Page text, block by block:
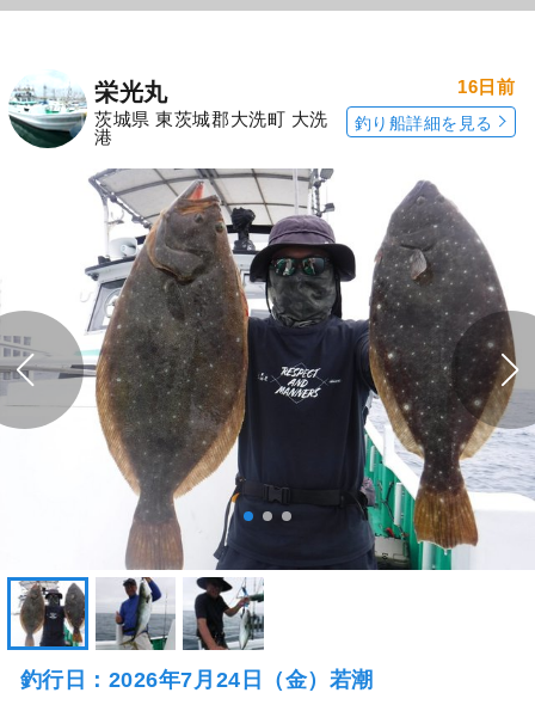
栄光丸
茨城県 東茨城郡大洗町 大洗
港
16日前
釣り船詳細を見る
釣行日：2026年7月24日（金）若潮